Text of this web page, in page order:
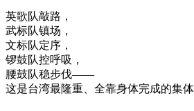
英歌队敲路，
武标队镇场，
文标队定序，
锣鼓队控呼吸，
腰鼓队稳步伐——
这是台湾最隆重、全靠身体完成的集体